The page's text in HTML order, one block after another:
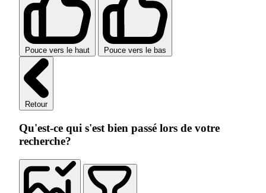
Pouce vers le haut Pouce vers le bas
Retour
Qu'est-ce qui s'est bien passé lors de votre
recherche?